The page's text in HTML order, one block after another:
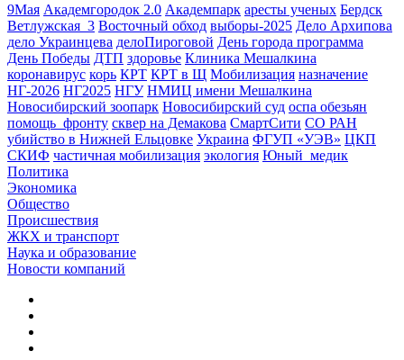
9Мая Академгородок 2.0 Академпарк аресты ученых Бердск
Ветлужская_3 Восточный обход выборы-2025 Дело Архипова
дело Украинцева делоПироговой День города программа
День Победы ДТП здоровье Клиника Мешалкина
коронавирус корь КРТ КРТ в Щ Мобилизация назначение
НГ-2026 НГ2025 НГУ НМИЦ имени Мешалкина
Новосибирский зоопарк Новосибирский суд оспа обезьян
помощь_фронту сквер на Демакова СмартСити СО РАН
убийство в Нижней Ельцовке Украина ФГУП «УЭВ» ЦКП
СКИФ частичная мобилизация экология Юный_медик
Политика
Экономика
Общество
Происшествия
ЖКХ и транспорт
Наука и образование
Новости компаний